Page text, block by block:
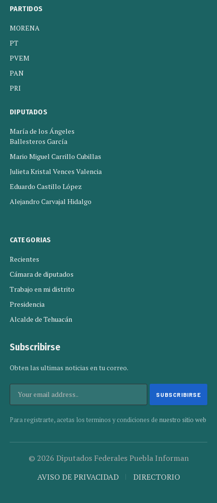
PARTIDOS
MORENA
PT
PVEM
PAN
PRI
DIPUTADOS
María de los Ángeles
Ballesteros García
Mario Miguel Carrillo Cubillas
Julieta Kristal Vences Valencia
Eduardo Castillo López
Alejandro Carvajal Hidalgo
CATEGORIAS
Recientes
Cámara de diputados
Trabajo en mi distrito
Presidencia
Alcalde de Tehuacán
Subscribirse
Obten las ultimas noticias en tu correo.
Para registrarte, acetas los terminos y condiciones de nuestro sitio web
© 2026 Diputados Federales Puebla Informan
AVISO DE PRIVACIDAD
DIRECTORIO